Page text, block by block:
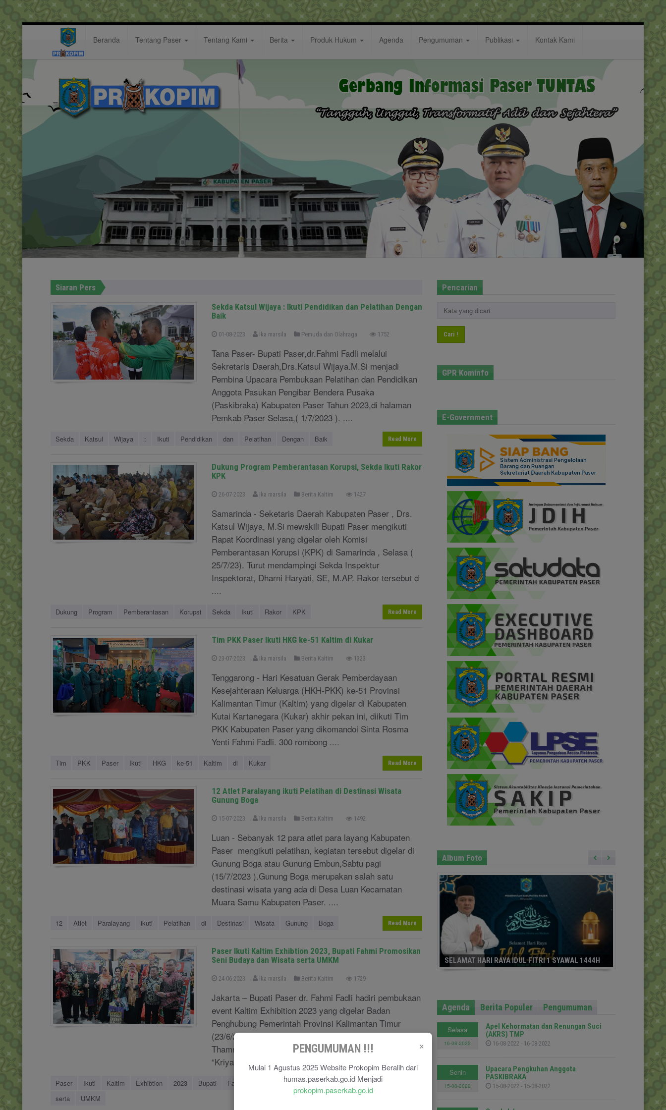
×
PENGUMUMAN !!!
Mulai 1 Agustus 2025 Website Prokopim Beralih dari
humas.paserkab.go.id Menjadi
prokopim.paserkab.go.id
Beranda Tentang Paser Tentang Kami Berita Produk Hukum Agenda Pengumuman Publikasi Kontak Kami
Hastag:
Siaran Pers
Sekda Katsul Wijaya : Ikuti Pendidikan dan Pelatihan Dengan
Baik
01-08-2023 Ika marsila Pemuda dan Olahraga 1752
Tana Paser- Bupati Paser,dr.Fahmi Fadli melalui
Sekretaris Daerah,Drs.Katsul Wijaya.M.Si menjadi
Pembina Upacara Pembukaan Pelatihan dan Pendidikan
Anggota Pasukan Pengibar Bendera Pusaka
(Paskibraka) Kabupaten Paser Tahun 2023,di halaman
Pemkab Paser Selasa,( 1/7/2023 ). ....
Sekda Katsul Wijaya : Ikuti Pendidikan dan Pelatihan Dengan Baik Read More
Dukung Program Pemberantasan Korupsi, Sekda Ikuti Rakor
KPK
26-07-2023 Ika marsila Berita Kaltim 1427
Samarinda - Seketaris Daerah Kabupaten Paser , Drs.
Katsul Wijaya, M.Si mewakili Bupati Paser mengikuti
Rapat Koordinasi yang digelar oleh Komisi
Pemberantasan Korupsi (KPK) di Samarinda , Selasa (
25/7/23). Turut mendampingi Sekda Inspektur
Inspektorat, Dharni Haryati, SE, M.AP. Rakor tersebut d
....
Dukung Program Pemberantasan Korupsi Sekda Ikuti Rakor KPK Read More
Tim PKK Paser Ikuti HKG ke-51 Kaltim di Kukar
23-07-2023 Ika marsila Berita Kaltim 1323
Tenggarong - Hari Kesatuan Gerak Pemberdayaan
Kesejahteraan Keluarga (HKH-PKK) ke-51 Provinsi
Kalimantan Timur (Kaltim) yang digelar di Kabupaten
Kutai Kartanegara (Kukar) akhir pekan ini, diikuti Tim
PKK Kabupaten Paser yang dikomandoi Sinta Rosma
Yenti Fahmi Fadli. 300 rombong ....
Tim PKK Paser Ikuti HKG ke-51 Kaltim di Kukar Read More
12 Atlet Paralayang ikuti Pelatihan di Destinasi Wisata
Gunung Boga
15-07-2023 Ika marsila Berita Kaltim 1492
Luan - Sebanyak 12 para atlet para layang Kabupaten
Paser mengikuti pelatihan, kegiatan tersebut digelar di
Gunung Boga atau Gunung Embun,Sabtu pagi
(15/7/2023 ).Gunung Boga merupakan salah satu
destinasi wisata yang ada di Desa Luan Kecamatan
Muara Samu Kabupaten Paser. ....
12 Atlet Paralayang ikuti Pelatihan di Destinasi Wisata Gunung Boga Read More
Paser Ikuti Kaltim Exhibtion 2023, Bupati Fahmi Promosikan
Seni Budaya dan Wisata serta UMKM
24-06-2023 Ika marsila Berita Kaltim 1729
Jakarta – Bupati Paser dr. Fahmi Fadli hadiri pembukaan
event Kaltim Exhibition 2023 yang digelar Badan
Penghubung Pemerintah Provinsi Kalimantan Timur
(23/6/2023). Kegiatan di Sarinah Mall, Jalan M.H.
Thamrin Nomor 11, Jakarta Pusat ini mengangkat tema
“Kriya Wastra untuk Nus ....
Paser Ikuti Kaltim Exhibtion 2023 Bupati Fahmi Promosikan Seni Budaya dan
Wisata
serta
UMKM
Pencarian
Cari !
GPR Kominfo
E-Government
Album Foto
SELAMAT HARI RAYA IDUL FITRI 1 SYAWAL 1444H
Agenda Berita Populer Pengumuman
Selasa
16-08-2022
Apel Kehormatan dan Renungan Suci
(AKRS) TMP
16-08-2022 - 16-08-2022
Senin
15-08-2022
Upacara Pengkuhan Anggota
PASKIBRAKA
15-08-2022 - 15-08-2022